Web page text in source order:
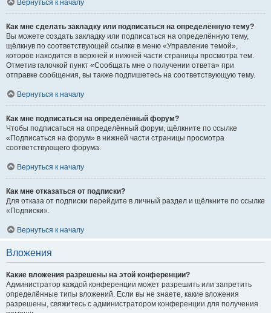
Вернуться к началу
Как мне сделать закладку или подписаться на определённую тему?
Вы можете создать закладку или подписаться на определённую тему,
щёлкнув по соответствующей ссылке в меню «Управление темой»,
которое находится в верхней и нижней части страницы просмотра тем.
Отметив галочкой пункт «Сообщать мне о получении ответа» при
отправке сообщения, вы также подпишетесь на соответствующую тему.
Вернуться к началу
Как мне подписаться на определённый форум?
Чтобы подписаться на определённый форум, щёлкните по ссылке
«Подписаться на форум» в нижней части страницы просмотра
соответствующего форума.
Вернуться к началу
Как мне отказаться от подписки?
Для отказа от подписки перейдите в личный раздел и щёлкните по ссылке
«Подписки».
Вернуться к началу
Вложения
Какие вложения разрешены на этой конференции?
Администратор каждой конференции может разрешить или запретить
определённые типы вложений. Если вы не знаете, какие вложения
разрешены, свяжитесь с администратором конференции для получения